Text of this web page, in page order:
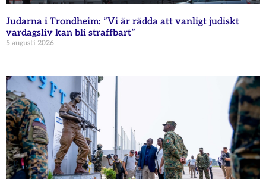
Judarna i Trondheim: ”Vi är rädda att vanligt judiskt
vardagsliv kan bli straffbart”
5 augusti 2026